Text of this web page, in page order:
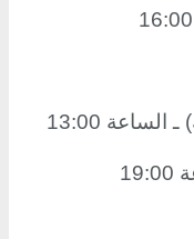
13:00